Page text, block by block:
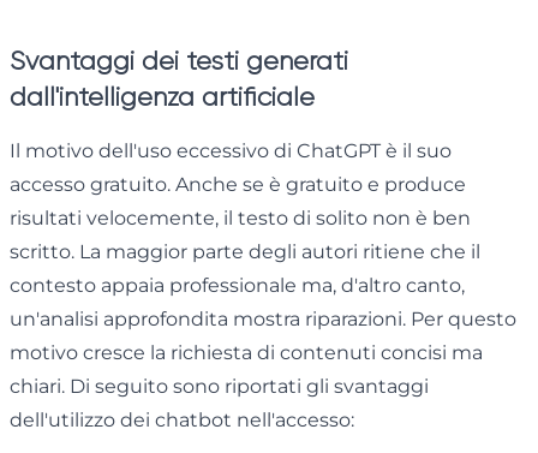
Svantaggi dei testi generati
dall'intelligenza artificiale
Il motivo dell'uso eccessivo di ChatGPT è il suo
accesso gratuito. Anche se è gratuito e produce
risultati velocemente, il testo di solito non è ben
scritto. La maggior parte degli autori ritiene che il
contesto appaia professionale ma, d'altro canto,
un'analisi approfondita mostra riparazioni. Per questo
motivo cresce la richiesta di contenuti concisi ma
chiari. Di seguito sono riportati gli svantaggi
dell'utilizzo dei chatbot nell'accesso: